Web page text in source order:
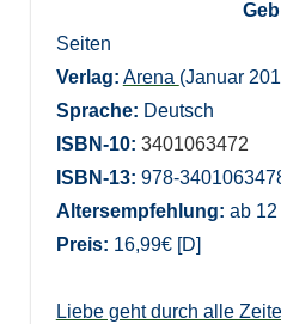
Seiten
Verlag: Arena (Januar
Sprache: Deutsch
ISBN-10: 3401063472
ISBN-13: 978-
Altersempfehlung: ab
Preis: 16,99€ [D]
Liebe geht durch alle